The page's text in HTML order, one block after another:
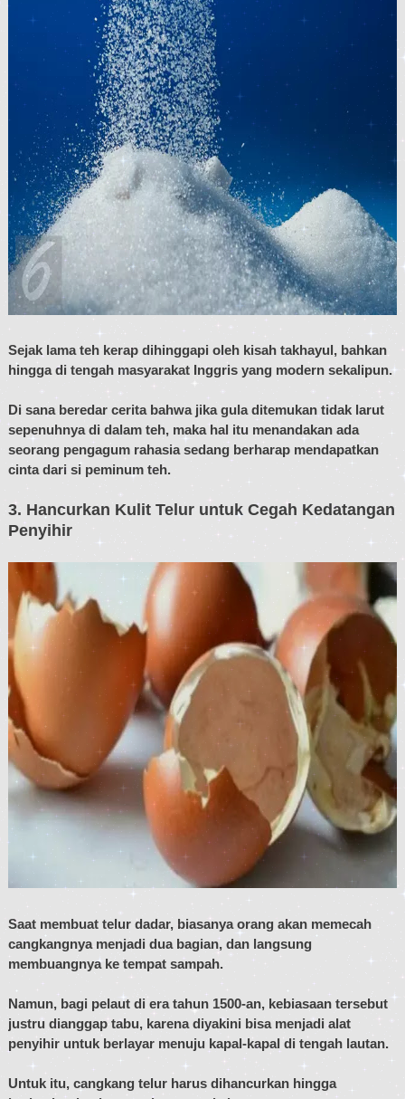
Sejak lama teh kerap dihinggapi oleh kisah takhayul, bahkan
hingga di tengah masyarakat Inggris yang modern sekalipun.
Di sana beredar cerita bahwa jika gula ditemukan tidak larut
sepenuhnya di dalam teh, maka hal itu menandakan ada
seorang pengagum rahasia sedang berharap mendapatkan
cinta dari si peminum teh.
3. Hancurkan Kulit Telur untuk Cegah Kedatangan
Penyihir
Saat membuat telur dadar, biasanya orang akan memecah
cangkangnya menjadi dua bagian, dan langsung
membuangnya ke tempat sampah.
Namun, bagi pelaut di era tahun 1500-an, kebiasaan tersebut
justru dianggap tabu, karena diyakini bisa menjadi alat
penyihir untuk berlayar menuju kapal-kapal di tengah lautan.
Untuk itu, cangkang telur harus dihancurkan hingga